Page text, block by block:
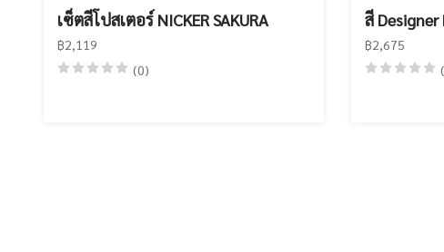
เซ็ตสีโปสเตอร์ NICKER SAKURA
฿2,119
(0)
สี Designer
฿2,675